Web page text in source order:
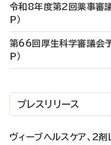
令和8年度第2回薬事審
P）
第66回厚生科学審議会予
P）
プレスリリース
ヴィーブヘルスケア、2剤